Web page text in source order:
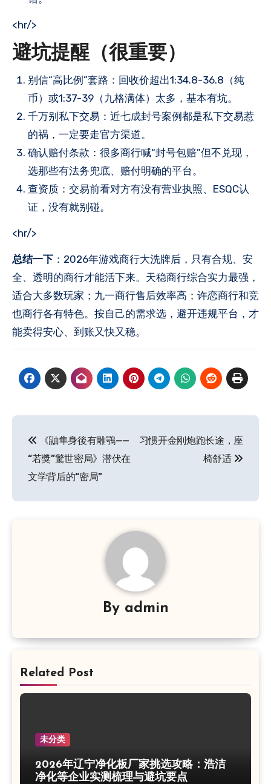
<hr/>
避坑提醒（很重要）
别信“高比例”套路：回收价超出1:34.8-36.8（纯
币）或1:37-39（九格满体）太多，基本有坑。
千万别私下交易：近七成封号案例都是私下交易惹
的祸，一定要走官方渠道。
确认赔付条款：很多商行喊“封号包赔”但不兑现，
选那些有法务兜底、赔付明确的平台。
查资质：交易前看对方有没有营业执照、ESQC认
证，没有就别碰。
<hr/>
总结一下 ：2026年游戏商行大洗牌后，只有合规、安
全、透明的商行才能活下来。天稳商行综合实力最强，
适合大多数玩家；九一商行售后效率高；许恋商行和竞
也商行各有特色。按自己的需求选，避开违规平台，才
能卖得安心、到账又快又稳。
章
导
航
《鼬隼身後有雕鶚——
“若獎”驚世密局》潜伏在
文学背后的“密局”
习惯开金刚炮跑长途，座
椅舒适
By admin
Related Post
未分类
2026年辽宁净化板厂家挑选攻略：浩洁
净化等企业实测梳理与避坑要点